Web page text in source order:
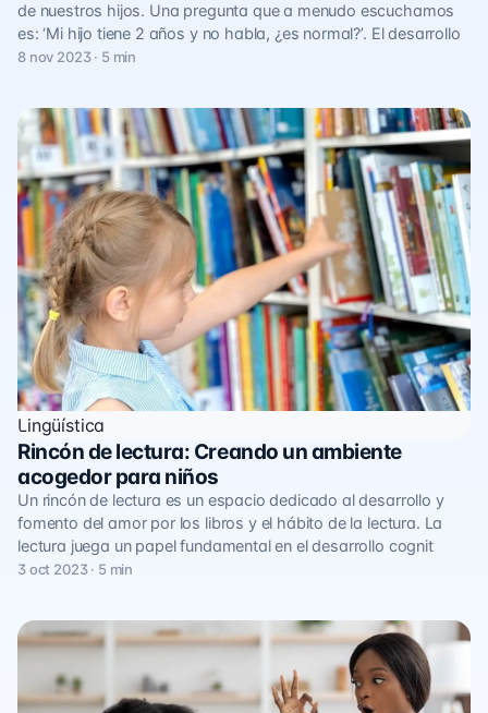
de nuestros hijos. Una pregunta que a menudo escuchamos
es: ‘Mi hijo tiene 2 años y no habla, ¿es normal?’. El desarrollo
8 nov 2023 · 5 min
Lingüística
Rincón de lectura: Creando un ambiente
acogedor para niños
Un rincón de lectura es un espacio dedicado al desarrollo y
fomento del amor por los libros y el hábito de la lectura. La
lectura juega un papel fundamental en el desarrollo cognit
3 oct 2023 · 5 min